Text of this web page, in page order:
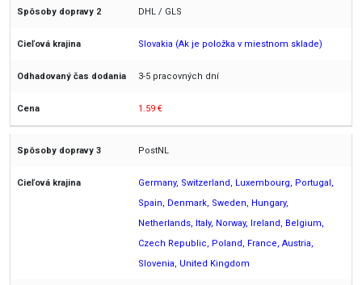
DHL / GLS
Slovakia (Ak je položka v miestnom sklade)
3-5 pracovných dní
1.59 €
PostNL
Germany, Switzerland, Luxembourg, Portugal,
Spain, Denmark, Sweden, Hungary,
Netherlands, Italy, Norway, Ireland, Belgium,
Czech Republic, Poland, France, Austria,
Slovenia, United Kingdom